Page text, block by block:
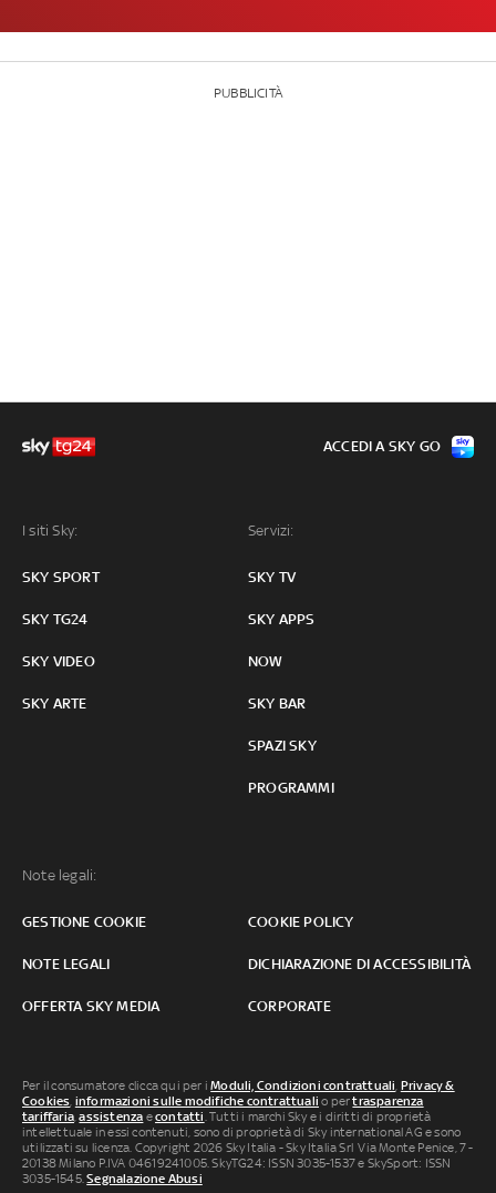
PUBBLICITÀ
I siti Sky:
SKY SPORT
SKY TG24
SKY VIDEO
SKY ARTE
Servizi:
SKY TV
SKY APPS
NOW
SKY BAR
SPAZI SKY
PROGRAMMI
Note legali:
GESTIONE COOKIE COOKIE POLICY
NOTE LEGALI DICHIARAZIONE DI ACCESSIBILITÀ
OFFERTA SKY MEDIA CORPORATE
ACCEDI A SKY GO
Per il consumatore clicca qui per iModuli, Condizioni contrattuali, Privacy &
Cookies, informazioni sulle modifiche contrattuali o pertrasparenza
tariffaria,assistenza econtatti. Tutti i marchi Sky e i diritti di proprietà
intellettuale in essi contenuti, sono di proprietà di Sky international AG e sono
utilizzati su licenza. Copyright 2026 Sky Italia - Sky Italia Srl Via Monte Penice, 7 -
20138 Milano P.IVA 04619241005. SkyTG24: ISSN 3035-1537 e SkySport: ISSN
3035-1545.Segnalazione Abusi